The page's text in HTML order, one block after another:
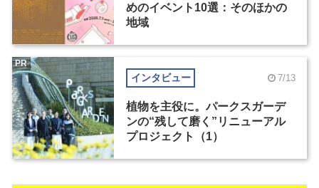
めのイベント10選：そのほかの
地域
インタビュー 7/13
植物を主役に。パークスガーデ
ンの“残して磨く”リニューアル
プロジェクト（1）
PR